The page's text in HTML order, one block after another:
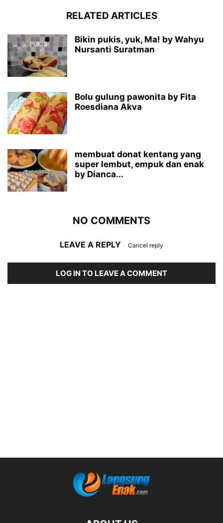
RELATED ARTICLES
Bikin pukis, yuk, Ma! by Wahyu
Nursanti Suratman
Bolu gulung pawonita by Fita
Roesdiana Akva
membuat donat kentang yang
super lembut, empuk dan enak
by Dianca...
NO COMMENTS
LEAVE A REPLY Cancel reply
LOG IN TO LEAVE A COMMENT